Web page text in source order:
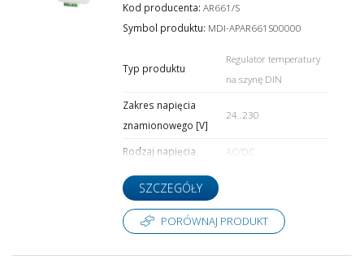
Kod producenta:AR661/S
Symbol produktu: MDI-APAR661S00000
Typ produktu
Regulator temperatury
na szynę DIN
Zakres napięcia
znamionowego [V]
24..230
Rodzaj napięcia AC/DC
SZCZEGÓŁY
PORÓWNAJ PRODUKT